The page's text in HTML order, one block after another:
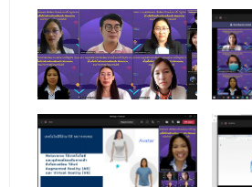
ศูนย์บริการ
- ศูนย์เครื่องมือปฏิบัติการวิทยาศาสตร์
- ศูนย์สิ่งแวดล้อม
- ศูนย์ปัญญาประดิษฐ์เพื่อการศึกษา
สหกิจศึกษา